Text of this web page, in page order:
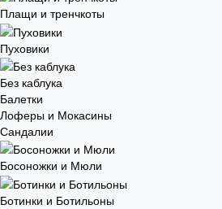
Плащи и тренчкоты
Пуховики
Без каблука
Балетки
Лоферы и Мокасины
Сандалии
Босоножки и Мюли
Ботинки и Ботильоны